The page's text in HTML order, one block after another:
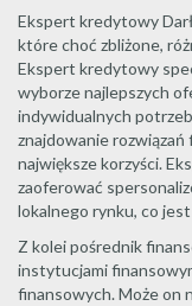
Ekspert kredytowy
które choć zbliżone,
Ekspert kredytowy
wyborze najlepszych
indywidualnych
znajdowanie
największe korzyści.
zaoferować
lokalnego rynku, co
Z kolei pośrednik
instytucjami
finansowych. Może on